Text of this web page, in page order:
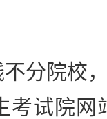
院校，
考试院网